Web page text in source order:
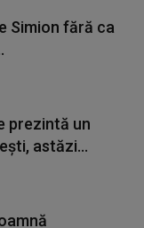
Simion fără ca
prezintă un
astăzi...